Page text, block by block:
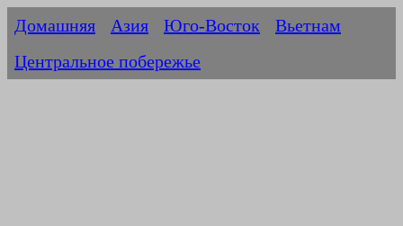
Домашняя Азия Юго-Восток
Вьетнам
Центральное побережье